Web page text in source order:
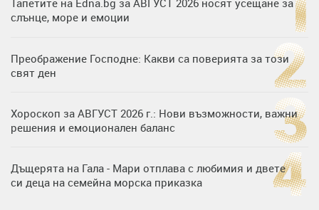
Тапетите на Edna.bg за АВГУСТ 2026 носят усещане за
слънце, море и емоции
Преображение Господне: Какви са поверията за този
свят ден
Хороскоп за АВГУСТ 2026 г.: Нови възможности, важни
решения и емоционален баланс
Дъщерята на Гала - Мари отплава с любимия и двете
си деца на семейна морска приказка